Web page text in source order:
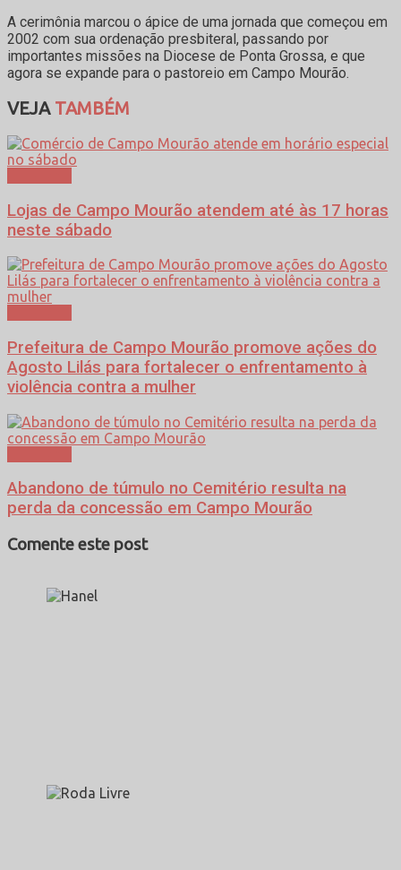
A cerimônia marcou o ápice de uma jornada que começou em
2002 com sua ordenação presbiteral, passando por
importantes missões na Diocese de Ponta Grossa, e que
agora se expande para o pastoreio em Campo Mourão.
VEJATAMBÉM
Lojas de Campo Mourão atendem até às 17 horas
neste sábado
Prefeitura de Campo Mourão promove ações do
Agosto Lilás para fortalecer o enfrentamento à
violência contra a mulher
Abandono de túmulo no Cemitério resulta na
perda da concessão em Campo Mourão
Comente este post